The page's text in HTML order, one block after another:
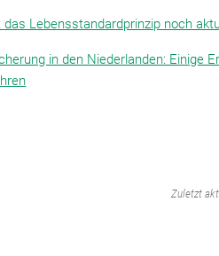
Lebensstandardprinzip noch
in den Niederlanden: Einige
‌Zuletzt